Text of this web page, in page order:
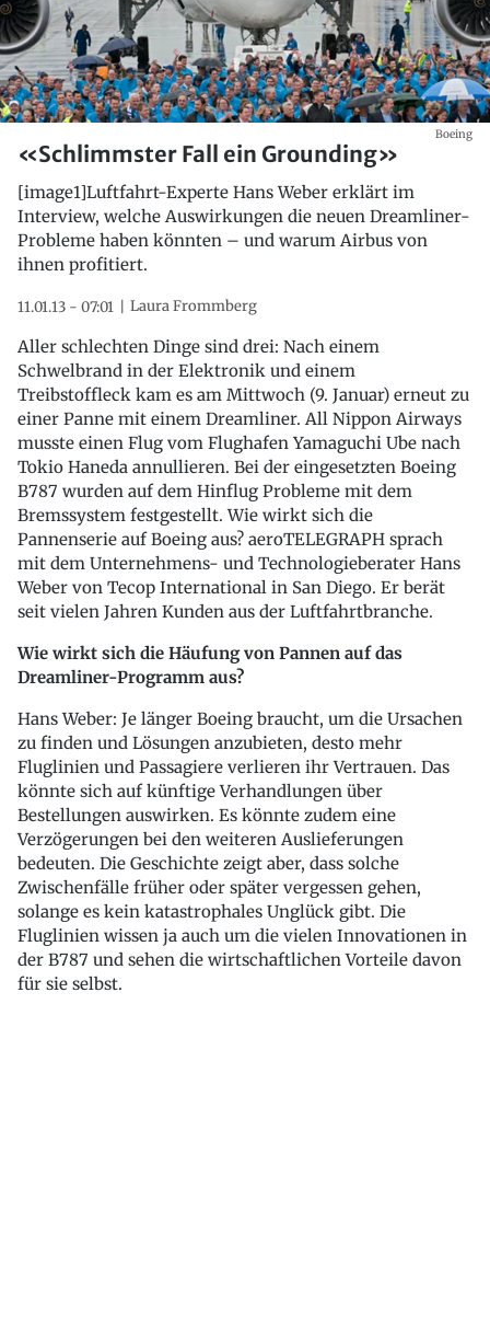
Boeing
«Schlimmster Fall ein Grounding»
[image1]Luftfahrt-Experte Hans Weber erklärt im
Interview, welche Auswirkungen die neuen Dreamliner-
Probleme haben könnten – und warum Airbus von
ihnen profitiert.
11.01.13 - 07:01 Laura Frommberg
Aller schlechten Dinge sind drei: Nach einem
Schwelbrand in der Elektronik und einem
Treibstoffleck kam es am Mittwoch (9. Januar) erneut zu
einer Panne mit einem Dreamliner. All Nippon Airways
musste einen Flug vom Flughafen Yamaguchi Ube nach
Tokio Haneda annullieren. Bei der eingesetzten Boeing
B787 wurden auf dem Hinflug Probleme mit dem
Bremssystem festgestellt. Wie wirkt sich die
Pannenserie auf Boeing aus? aeroTELEGRAPH sprach
mit dem Unternehmens- und Technologieberater Hans
Weber von Tecop International in San Diego. Er berät
seit vielen Jahren Kunden aus der Luftfahrtbranche.
Wie wirkt sich die Häufung von Pannen auf das
Dreamliner-Programm aus?
Hans Weber: Je länger Boeing braucht, um die Ursachen
zu finden und Lösungen anzubieten, desto mehr
Fluglinien und Passagiere verlieren ihr Vertrauen. Das
könnte sich auf künftige Verhandlungen über
Bestellungen auswirken. Es könnte zudem eine
Verzögerungen bei den weiteren Auslieferungen
bedeuten. Die Geschichte zeigt aber, dass solche
Zwischenfälle früher oder später vergessen gehen,
solange es kein katastrophales Unglück gibt. Die
Fluglinien wissen ja auch um die vielen Innovationen in
der B787 und sehen die wirtschaftlichen Vorteile davon
für sie selbst.